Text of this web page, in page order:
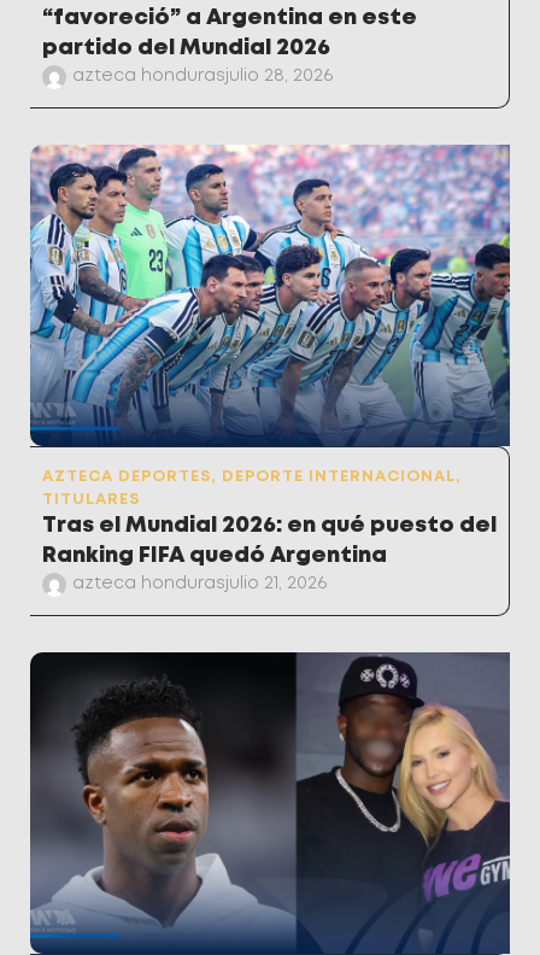
“favoreció” a Argentina en este
partido del Mundial 2026
azteca honduras julio 28, 2026
AZTECA DEPORTES, DEPORTE INTERNACIONAL,
TITULARES
Tras el Mundial 2026: en qué puesto del
Ranking FIFA quedó Argentina
azteca honduras julio 21, 2026